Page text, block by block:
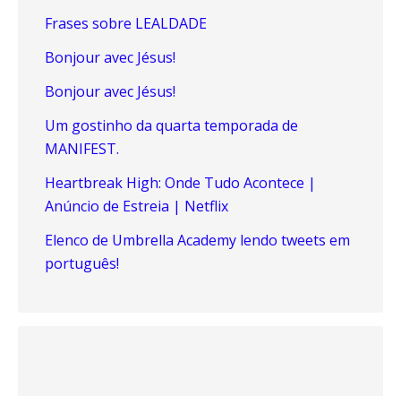
Frases sobre LEALDADE
Bonjour avec Jésus!
Bonjour avec Jésus!
Um gostinho da quarta temporada de
MANIFEST.
Heartbreak High: Onde Tudo Acontece |
Anúncio de Estreia | Netflix
Elenco de Umbrella Academy lendo tweets em
português!